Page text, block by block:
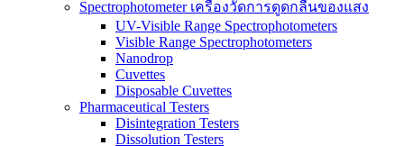
Spectrophotometer เครื่องวัดการดูดกลืนของแสง
UV-Visible Range Spectrophotometers
Visible Range Spectrophotometers
Nanodrop
Cuvettes
Disposable Cuvettes
Pharmaceutical Testers
Disintegration Testers
Dissolution Testers